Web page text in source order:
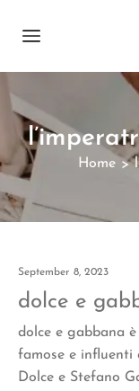
Home >
September 8, 2023
dolce e
dolce e gabbana
famose e influenti
Dolce e Stefano